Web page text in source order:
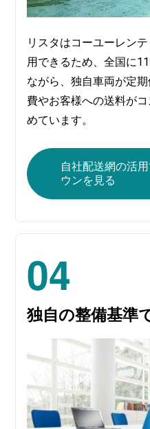
リスタはコーユーレン
用できるため、全国に
ながら、独自車両が定
費やお客様への送料が
めています。
自社配送網の活
ウンを見る
04
独自の整備基準